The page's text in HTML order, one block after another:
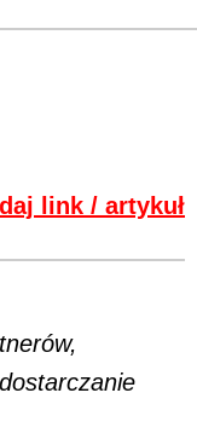
link / artykuł